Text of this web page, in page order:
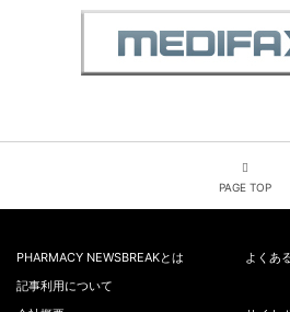
PAGE TOP
PHARMACY NEWSBREAKとは
よくあ
記事利用について